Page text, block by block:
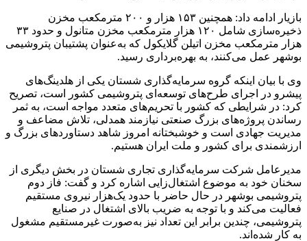
بازیار ادامه داد: همچنین ۱۵۳ هزار و ۲۰۰ مترمکعب مخزن
ذخیره‌سازی شامل ۱۲۰ هزار مترمکعب مخزن متانول و حدود ۳۳
هزار مترمکعب مخزن اتیلن گلایکول که به‌عنوان پشتیبان پتروشیمی
بوشهر عمل می‌کنند، به بهره‌برداری رسید.
وی با بیان اینکه گروه سرمایه‌گذاری شستان یکی از هلدینگ‌های
پیشرو در اجرای طرح‌های توسعه‌ای پتروشیمی کشور است، تصریح
کرد: در شرایطی که کشور با تحریم‌های متعدد مواجه است، به ثمر
رساندن پروژه‌های بزرگ صنعتی نیازمند همدلی، تلاش مضاعف و
مدیریت جهادی است و خوشبختانه امروز شاهد دستاوردهای بزرگ و
ارزشمندی برای کشور و ملت ایران هستیم.
مدیرعامل شرکت سرمایه‌گذاری تجاری شستان در بخش دیگری از
سخنان خود به موضوع اشتغال‌زایی اشاره کرد و گفت: فاز دوم
پتروشیمی بوشهر در حال حاضر با حدود یک‌هزار نیروی مستقیم
فعالیت می‌کند و با توجه به ضریب بالای اشتغال در صنایع
پتروشیمی، چندین برابر این تعداد نیز به‌صورت غیرمستقیم مشغول
به کار شده‌اند.